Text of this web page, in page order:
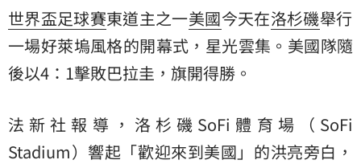
世界盃足球賽東道主之一美國今天在洛杉磯舉行
一場好萊塢風格的開幕式，星光雲集。美國隊隨
後以4：1擊敗巴拉圭，旗開得勝。
法新社報導，洛杉磯SoFi體育場（SoFi
Stadium）響起「歡迎來到美國」的洪亮旁白，